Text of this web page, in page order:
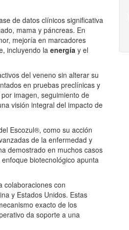
de datos clínicos significativa
mama y páncreas. En
mejoría en marcadores
incluyendo la energía y el
del veneno sin alterar su
en pruebas preclínicas y
imagen, seguimiento de
visión integral del impacto de
Escozul®, como su acción
de la enfermedad y
demostrado en muchos casos
biotecnológico apunta
colaboraciones con
y Estados Unidos. Estas
exacto de los
da soporte a una